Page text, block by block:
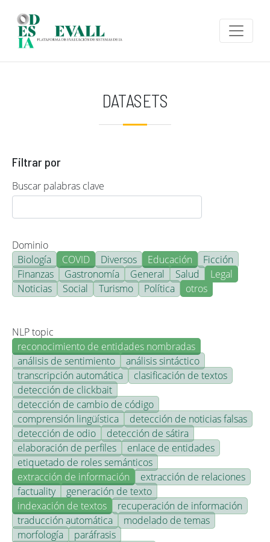
DATASETS
Filtrar por
Buscar palabras clave
Dominio
Biología
COVID Diversos Educación
Ficción
Finanzas
Gastronomía General Salud
Legal
Noticias
Social Turismo Política otros
NLP topic
reconocimiento de entidades nombradas
análisis de sentimiento
análisis sintáctico
transcripción automática
clasificación de textos
detección de clickbait
detección de cambio de código
comprensión lingüística
detección de noticias falsas
detección de odio
detección de sátira
elaboración de perfiles
enlace de entidades
etiquetado de roles semánticos
extracción de información
extracción de relaciones
factuality
generación de texto
indexación de textos
recuperación de información
traducción automática
modelado de temas
morfología
paráfrasis